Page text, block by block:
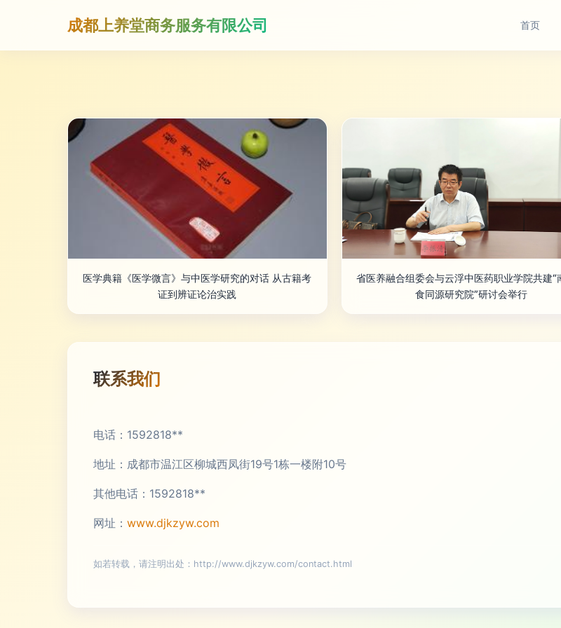
成都上养堂商务服务有限公司 首页
医学典籍《医学微言》与中医学研究的对话 从古籍考
证到辨证论治实践
省医养融合组委会与云浮中医药职业学院共建“
食同源研究院”研讨会举行
联系我们
电话：1592818**
地址：成都市温江区柳城西凤街19号1栋一楼附10号
其他电话：1592818**
网址： www.djkzyw.com
如若转载，请注明出处：http://www.djkzyw.com/contact.html